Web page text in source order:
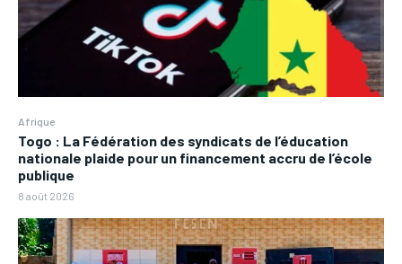
Afrique
Togo : La Fédération des syndicats de l’éducation
nationale plaide pour un financement accru de l’école
publique
8 août 2026